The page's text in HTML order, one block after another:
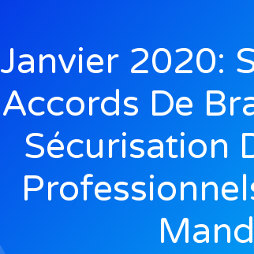
Janvier 2020:
Accords De
Sécurisation